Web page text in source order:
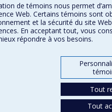
de témoins nous permet
Web. Certains témoins sont
et la sécurité du site
En acceptant tout, vous
répondre à vos besoins.
Tout
Tout